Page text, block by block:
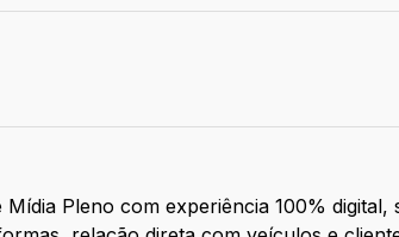
Pleno com experiência 100%